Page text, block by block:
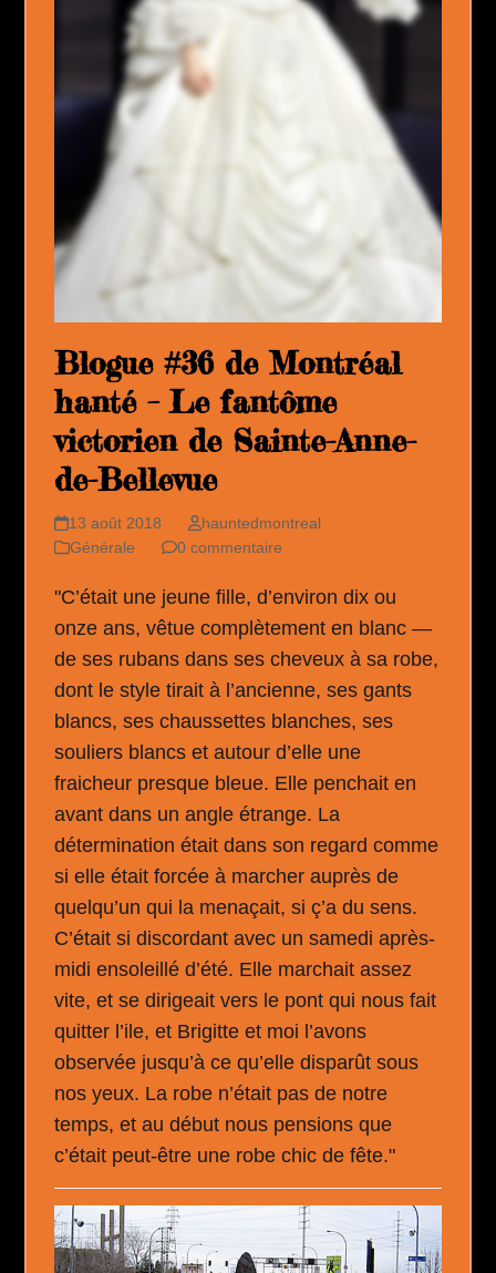
Blogue #36 de Montréal
hanté – Le fantôme
victorien de Sainte-Anne-
de-Bellevue
13 août 2018
hauntedmontreal
Générale
0 commentaire
"C’était une jeune fille, d’environ dix ou
onze ans, vêtue complètement en blanc —
de ses rubans dans ses cheveux à sa robe,
dont le style tirait à l’ancienne, ses gants
blancs, ses chaussettes blanches, ses
souliers blancs et autour d’elle une
fraicheur presque bleue. Elle penchait en
avant dans un angle étrange. La
détermination était dans son regard comme
si elle était forcée à marcher auprès de
quelqu’un qui la menaçait, si ç’a du sens.
C’était si discordant avec un samedi après-
midi ensoleillé d’été. Elle marchait assez
vite, et se dirigeait vers le pont qui nous fait
quitter l’ile, et Brigitte et moi l’avons
observée jusqu’à ce qu’elle disparût sous
nos yeux. La robe n’était pas de notre
temps, et au début nous pensions que
c’était peut-être une robe chic de fête."